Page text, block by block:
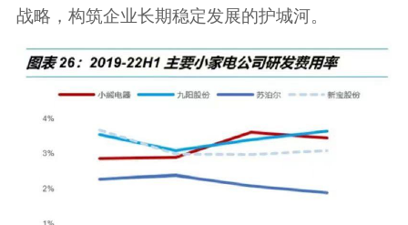
战略，构筑企业长期稳定发展的护城河。